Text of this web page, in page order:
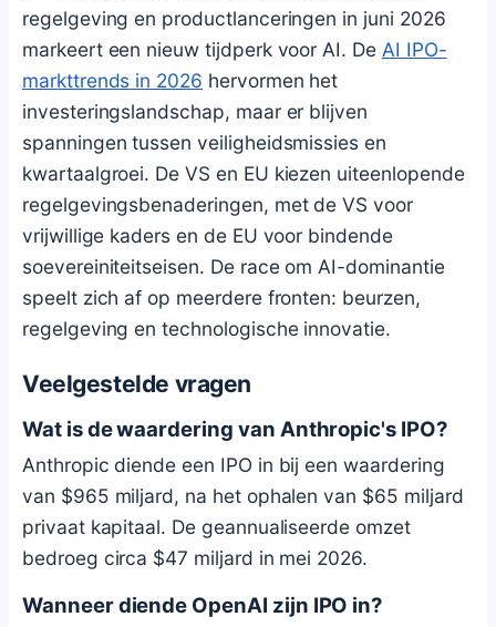
regelgeving en productlanceringen in juni 2026
markeert een nieuw tijdperk voor AI. De AI IPO-
markttrends in 2026 hervormen het
investeringslandschap, maar er blijven
spanningen tussen veiligheidsmissies en
kwartaalgroei. De VS en EU kiezen uiteenlopende
regelgevingsbenaderingen, met de VS voor
vrijwillige kaders en de EU voor bindende
soevereiniteitseisen. De race om AI-dominantie
speelt zich af op meerdere fronten: beurzen,
regelgeving en technologische innovatie.
Veelgestelde vragen
Wat is de waardering van Anthropic's IPO?
Anthropic diende een IPO in bij een waardering
van $965 miljard, na het ophalen van $65 miljard
privaat kapitaal. De geannualiseerde omzet
bedroeg circa $47 miljard in mei 2026.
Wanneer diende OpenAI zijn IPO in?